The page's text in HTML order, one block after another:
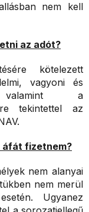
nem kell
az adót?
kötelezett
vagyoni és
valamint a
tekintettel az
áfát fizetnem?
nem alanyai
nem merül
Ugyanez